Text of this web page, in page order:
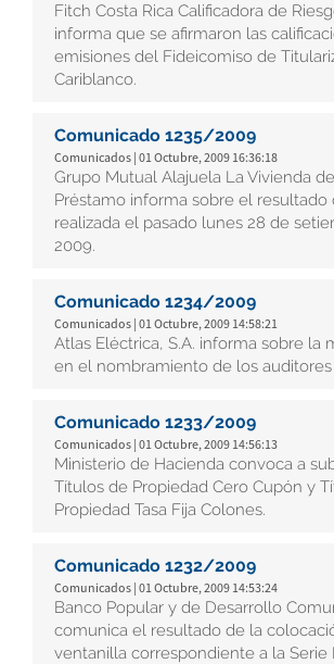
Fitch Costa Rica Calificadora de
informa que se afirmaron las
emisiones del Fideicomiso de
Cariblanco.
Comunicado 1235/2009
Comunicados | 01 Octubre, 2009 16:36:18
Grupo Mutual Alajuela La Vivienda
Préstamo informa sobre el resultado
realizada el pasado lunes 28 de
2009.
Comunicado 1234/2009
Comunicados | 01 Octubre, 2009 14:58:21
Atlas Eléctrica, S.A. informa sobre la
en el nombramiento de los auditores
Comunicado 1233/2009
Comunicados | 01 Octubre, 2009 14:56:13
Ministerio de Hacienda convoca a
Títulos de Propiedad Cero Cupón y
Propiedad Tasa Fija Colones.
Comunicado 1232/2009
Comunicados | 01 Octubre, 2009 14:53:24
Banco Popular y de Desarrollo
comunica el resultado de la
ventanilla correspondiente a la Serie